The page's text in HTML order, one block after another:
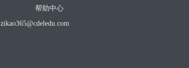
帮助中心
zikao365@cdeledu.com